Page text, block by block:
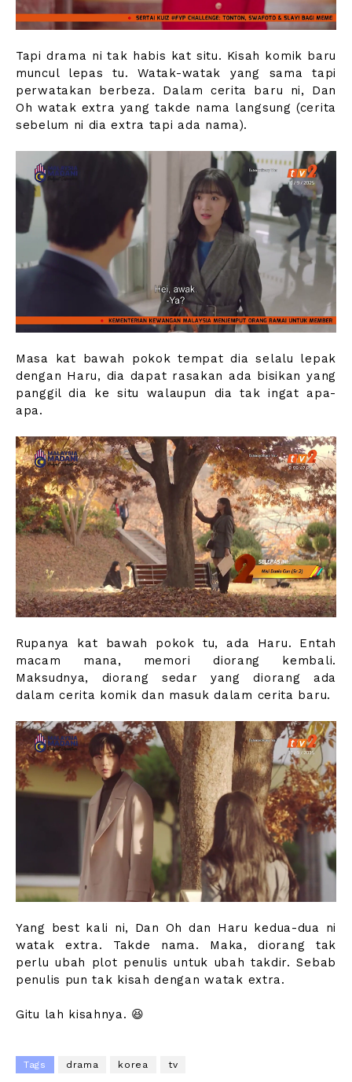
Tapi drama ni tak habis kat situ. Kisah komik baru
muncul lepas tu. Watak-watak yang sama tapi
perwatakan berbeza. Dalam cerita baru ni, Dan
Oh watak extra yang takde nama langsung (cerita
sebelum ni dia extra tapi ada nama).
Masa kat bawah pokok tempat dia selalu lepak
dengan Haru, dia dapat rasakan ada bisikan yang
panggil dia ke situ walaupun dia tak ingat apa-
apa.
Rupanya kat bawah pokok tu, ada Haru. Entah
macam mana, memori diorang kembali.
Maksudnya, diorang sedar yang diorang ada
dalam cerita komik dan masuk dalam cerita baru.
Yang best kali ni, Dan Oh dan Haru kedua-dua ni
watak extra. Takde nama. Maka, diorang tak
perlu ubah plot penulis untuk ubah takdir. Sebab
penulis pun tak kisah dengan watak extra.
Gitu lah kisahnya. 😆
Tags drama korea tv